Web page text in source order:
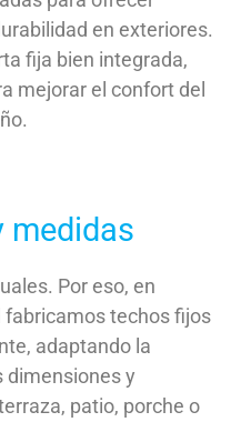
en exteriores.
fija bien integrada,
mejorar el confort del
medidas
Por eso, en
techos fijos
adaptando la
dimensiones y
patio, porche o